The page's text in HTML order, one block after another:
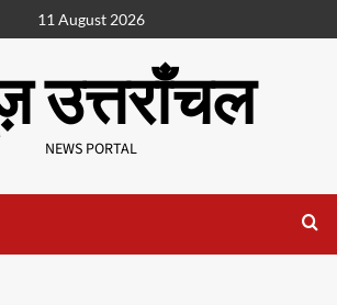
11 August 2026
उत्तराँचल
NEWS PORTAL